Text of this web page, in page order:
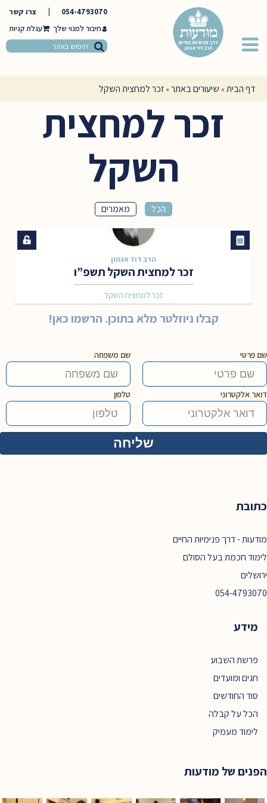
054-4793070
צרו קשר
חיבור למנוי שלך
דף הבית» שיעורים באתר» זכר למחצית השקל
זכר למחצית
השקל
הכל מאמרים
הרב דוד אגמון
זכר למחצית השקל תשפ”ו
זכר למחצית השקל
קבלו ניוזלטר מלא בתוכן. הרשמו כאן!
שם פרטי שם משפחה
דואר אלקטרוני טלפון
כתובת
מודעות - דרך פנימיות החיים
לימוד חכמת בעל הסולם
ירושלים
054-4793070
מידע
פרשת השבוע
חגים ומועדים
סוד החודשים
הכל על קבלה
לימוד מעמיק
הפנים של מודעות